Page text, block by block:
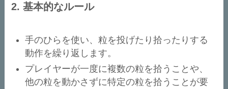
2.基本的なルール
手のひらを使い、粒を投げたり拾ったりする
動作を繰り返します。
プレイヤーが一度に複数の粒を拾うことや、
他の粒を動かさずに特定の粒を拾うことが要